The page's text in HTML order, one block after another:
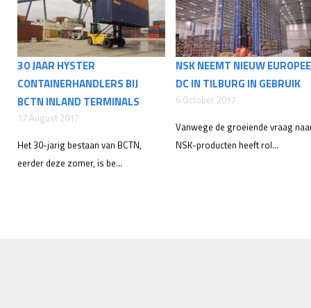
30 JAAR HYSTER
CONTAINERHANDLERS BIJ
BCTN INLAND TERMINALS
17 August 2017
Het 30-jarig bestaan van BCTN,
eerder deze zomer, is be...
NSK NEEMT NIEUW
DC IN TILBURG IN GEBRUIK
6 October 2017
Vanwege de groeiende vraag
NSK-producten heeft rol...